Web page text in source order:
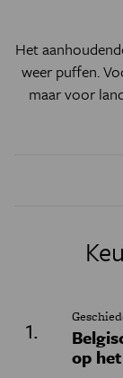
Het
weer puffen.
maar voor
op